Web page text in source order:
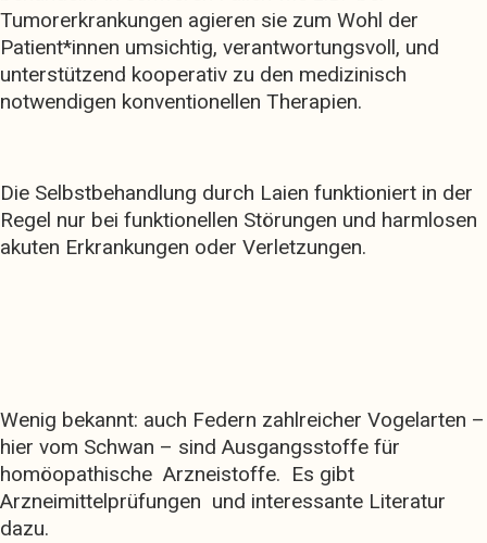
Tumorerkrankungen agieren sie zum Wohl der
Patient*innen umsichtig, verantwortungsvoll, und
unterstützend kooperativ zu den medizinisch
notwendigen konventionellen Therapien.
Die Selbstbehandlung durch Laien funktioniert in der
Regel nur bei funktionellen Störungen und harmlosen
akuten Erkrankungen oder Verletzungen.
Wenig bekannt: auch Federn zahlreicher Vogelarten –
hier vom Schwan – sind Ausgangsstoffe für
homöopathische Arzneistoffe. Es gibt
Arzneimittelprüfungen und interessante Literatur
dazu.